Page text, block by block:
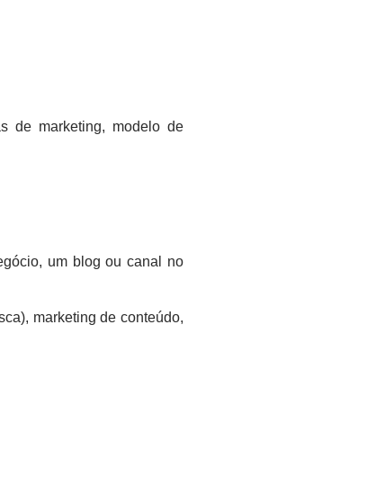
de marketing, modelo de
um blog ou canal no
marketing de conteúdo,